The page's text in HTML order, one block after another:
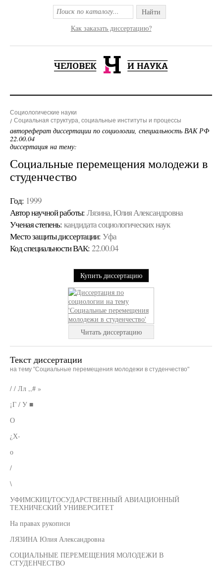
Найти
Как заказать диссертацию?
Социологические науки
Социальная структура, социальные институты и процессы
автореферат диссертации по социологии, специальность ВАК РФ
22.00.04
диссертация на тему:
Социальные перемещения молодежи в
студенчество
Год: 1999
Автор научной работы: Лязина, Юлия Александровна
Ученая cтепень: кандидата социологических наук
Место защиты диссертации: Уфа
Код cпециальности ВАК: 22.00.04
Купить диссертацию
Читать диссертацию
Текст диссертации
на тему "Социальные перемещения молодежи в студенчество"
/ / Лл ,,# »
¡Г / У ■
О
¿Х-
о
/
\
УФИМСКИЦ/ТОСУДАРСТВЕННЫЙ АВИАЦИОННЫЙ
ТЕХНИЧЕСКИЙ УНИВЕРСИТЕТ
На правах рукописи
ЛЯЗИНА Юлия Александровна
СОЦИАЛЬНЫЕ ПЕРЕМЕЩЕНИЯ МОЛОДЕЖИ В
СТУДЕНЧЕСТВО